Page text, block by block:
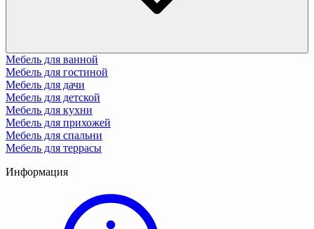
Мебель для ванной
Мебель для гостиной
Мебель для дачи
Мебель для детской
Мебель для кухни
Мебель для прихожей
Мебель для спальни
Мебель для террасы
Информация